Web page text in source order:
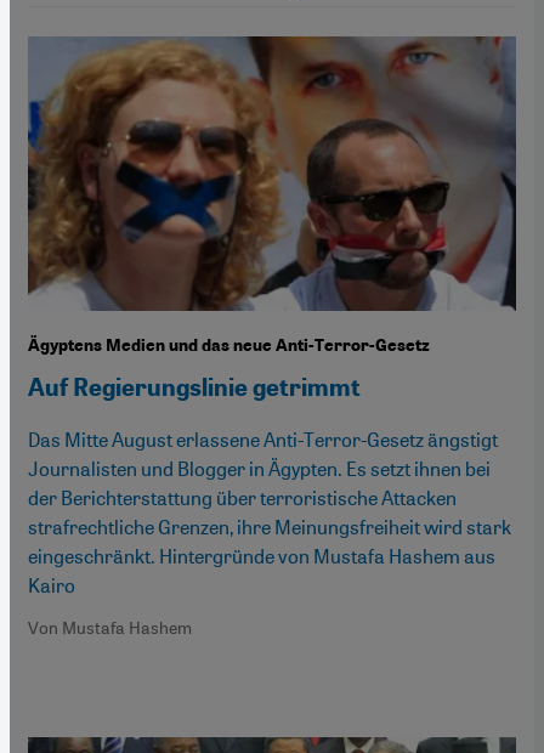
Ägyptens Medien und das neue Anti-Terror-Gesetz
Auf Regierungslinie getrimmt
Das Mitte August erlassene Anti-Terror-Gesetz ängstigt
Journalisten und Blogger in Ägypten. Es setzt ihnen bei
der Berichterstattung über terroristische Attacken
strafrechtliche Grenzen, ihre Meinungsfreiheit wird stark
eingeschränkt. Hintergründe von Mustafa Hashem aus
Kairo
Von Mustafa Hashem